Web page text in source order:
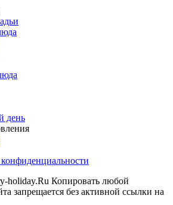
день
holiday.Ru Копировать любой
запрещается без активной ссылки на